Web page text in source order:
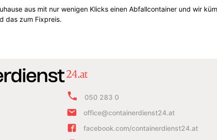
aus mit nur wenigen Klicks einen Abfallcontainer und wir
das zum Fixpreis.
050 283 0
office@containerdienst24.at
facebook.com/containerdienst24.at